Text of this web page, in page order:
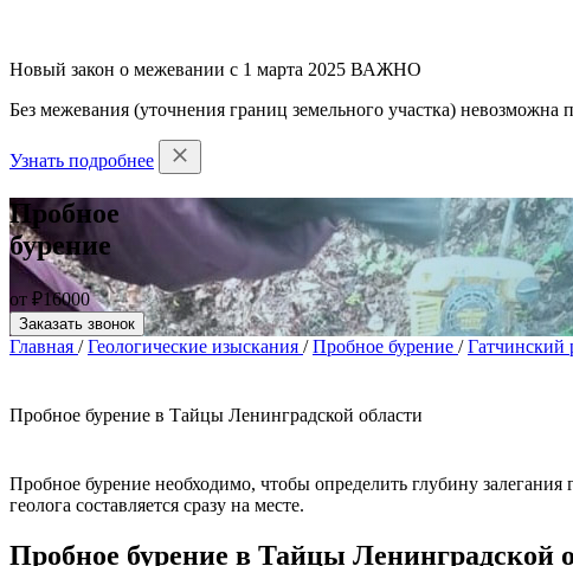
Новый закон о межевании с 1 марта 2025 ВАЖНО
Без межевания (уточнения границ земельного участка)
Узнать подробнее
Пробное
бурение
от ₽16000
Заказать звонок
Главная /Геологические изыскания /Пробное бурение /Гатчинский
Пробное бурение в Тайцы Ленинградской области
Пробное бурение необходимо, чтобы определить глубину
геолога составляется сразу на месте.
Пробное бурение в Тайцы Ленинградской